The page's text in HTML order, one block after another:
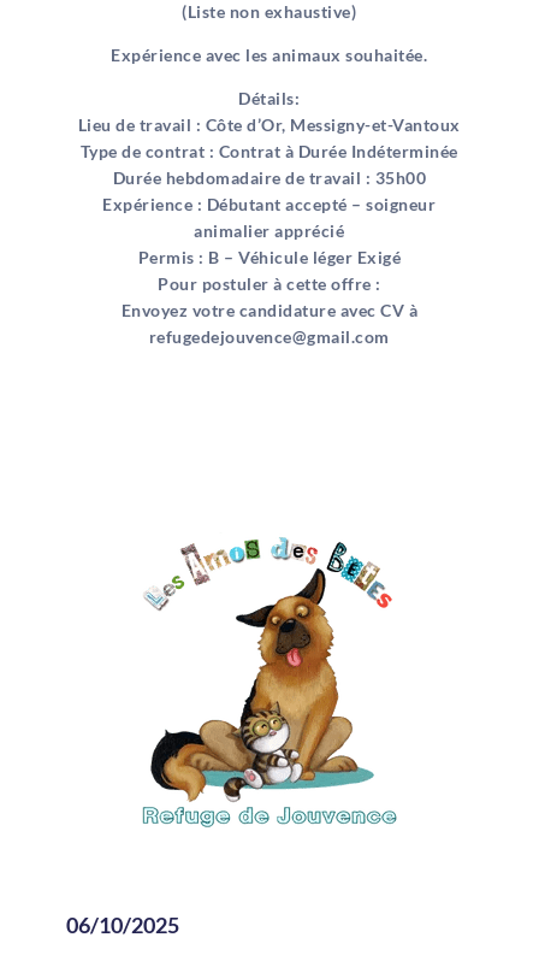
(Liste non exhaustive)
Expérience avec les animaux souhaitée.
Détails:
Lieu de travail : Côte d’Or, Messigny-et-Vantoux
Type de contrat : Contrat à Durée Indéterminée
Durée hebdomadaire de travail : 35h00
Expérience : Débutant accepté – soigneur
animalier apprécié
Permis : B – Véhicule léger Exigé
Pour postuler à cette offre :
Envoyez votre candidature avec CV à
refugedejouvence@gmail.com
06/10/2025